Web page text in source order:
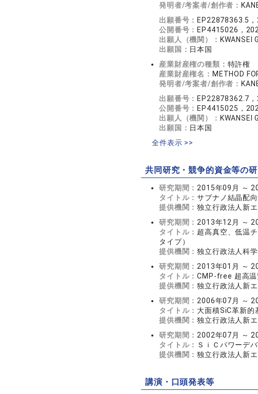
発明者/考案者/創作者：
出願番号： EP22878363.5
公開番号： EP4415026，
出願人（機関）： KWANSEI
出願国： 日本国
産業財産権の種類： 特許権
産業財産権名： METHOD
発明者/考案者/創作者：
出願番号： EP22878362.7
公開番号： EP4415025，
出願人（機関）： KWANSEI
出願国： 日本国
全件表示 >>
共同研究・競争的資金等の
研究期間： 2015年09月 ～
タイトル：サブナノ結晶配
提供機関：独立行政法人新
研究期間： 2013年12月 ～
タイトル： 超高真空、低温
タイプ）
提供機関：独立行政法人科
研究期間： 2013年01月 ～
タイトル：CMP-free 超高温
提供機関：独立行政法人新
研究期間： 2006年07月 ～
タイトル： 大面積SiC革新的
提供機関：独立行政法人新
研究期間： 2002年07月 ～
タイトル： ＳｉＣパワーデ
提供機関：独立行政法人新
講演・口頭発表等